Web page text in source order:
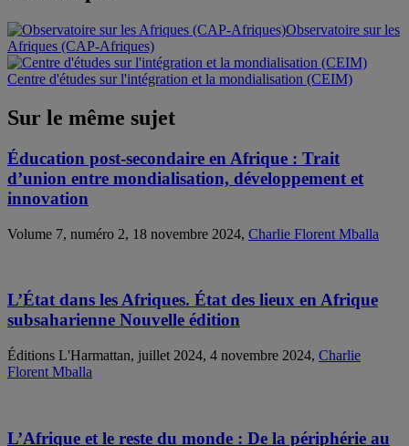
Observatoire sur les
Afriques (CAP-Afriques)
Centre d'études sur l'intégration et la mondialisation (CEIM)
Sur le même sujet
Éducation post-secondaire en Afrique : Trait
d’union entre mondialisation, développement et
innovation
Volume 7, numéro 2, 18 novembre 2024, Charlie Florent Mballa
L’État dans les Afriques. État des lieux en Afrique
subsaharienne Nouvelle édition
Éditions L'Harmattan, juillet 2024, 4 novembre 2024, Charlie
Florent Mballa
L’Afrique et le reste du monde : De la périphérie au